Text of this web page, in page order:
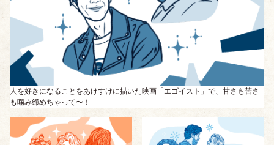
人を好きになることをあけすけに描いた映画「エゴイスト」で、甘さも苦さ
も噛み締めちゃって〜！